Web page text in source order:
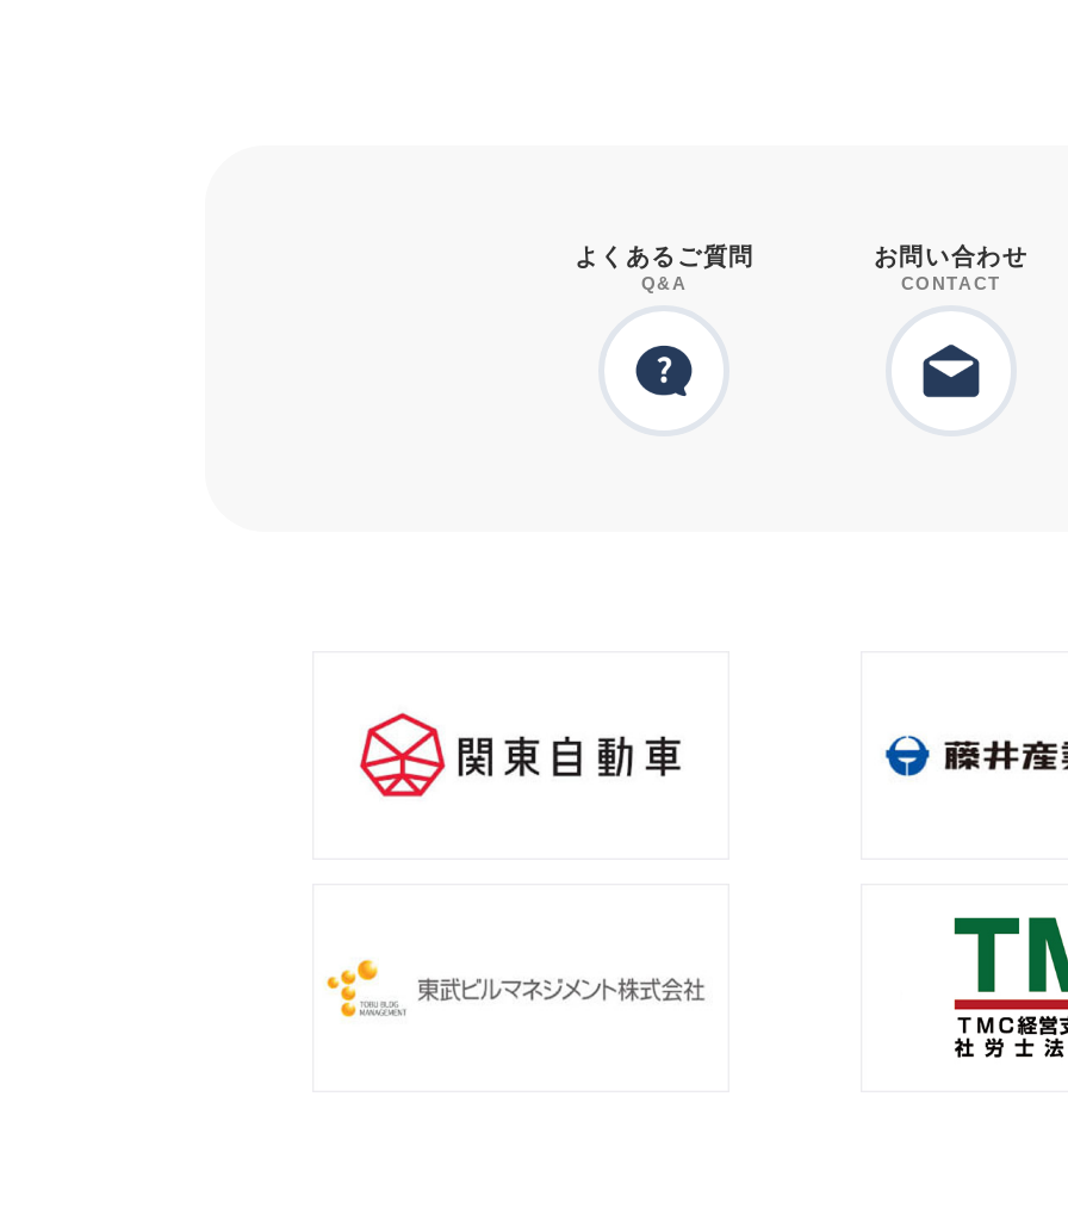
よくあるご質問
Q&A
お問い合わせ
CONTACT